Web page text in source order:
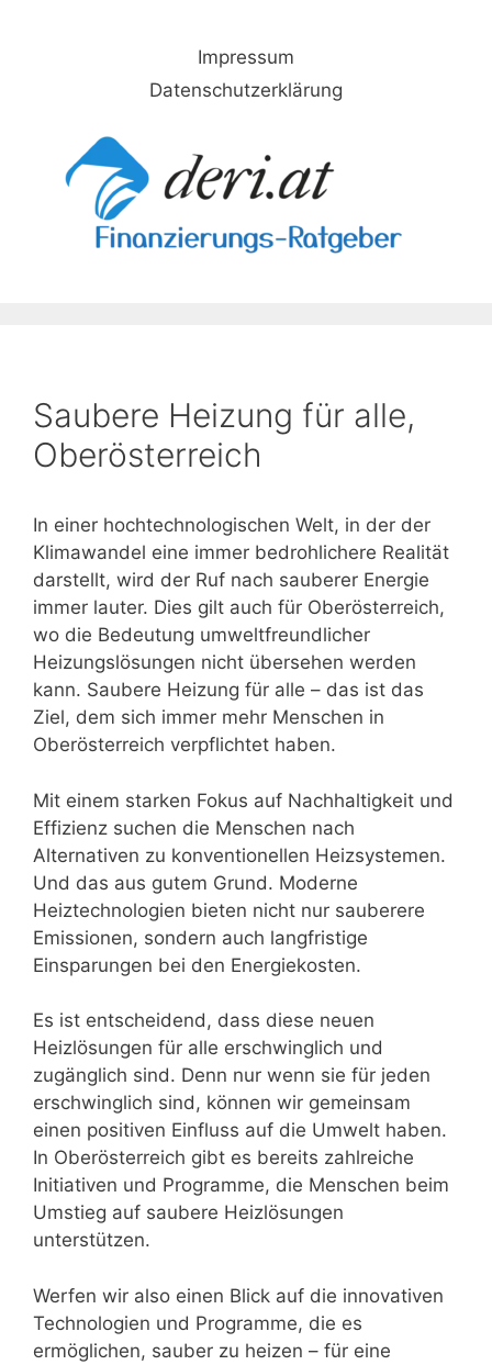
Impressum
Datenschutzerklärung
Saubere Heizung für alle,
Oberösterreich
In einer hochtechnologischen Welt, in der der
Klimawandel eine immer bedrohlichere Realität
darstellt, wird der Ruf nach sauberer Energie
immer lauter. Dies gilt auch für Oberösterreich,
wo die Bedeutung umweltfreundlicher
Heizungslösungen nicht übersehen werden
kann. Saubere Heizung für alle – das ist das
Ziel, dem sich immer mehr Menschen in
Oberösterreich verpflichtet haben.
Mit einem starken Fokus auf Nachhaltigkeit und
Effizienz suchen die Menschen nach
Alternativen zu konventionellen Heizsystemen.
Und das aus gutem Grund. Moderne
Heiztechnologien bieten nicht nur sauberere
Emissionen, sondern auch langfristige
Einsparungen bei den Energiekosten.
Es ist entscheidend, dass diese neuen
Heizlösungen für alle erschwinglich und
zugänglich sind. Denn nur wenn sie für jeden
erschwinglich sind, können wir gemeinsam
einen positiven Einfluss auf die Umwelt haben.
In Oberösterreich gibt es bereits zahlreiche
Initiativen und Programme, die Menschen beim
Umstieg auf saubere Heizlösungen
unterstützen.
Werfen wir also einen Blick auf die innovativen
Technologien und Programme, die es
ermöglichen, sauber zu heizen – für eine